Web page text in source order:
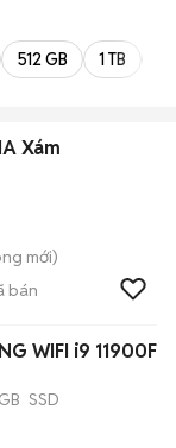
512 GB 1 TB
Xám
mới)
bán
WIFI i9 11900F
SSD